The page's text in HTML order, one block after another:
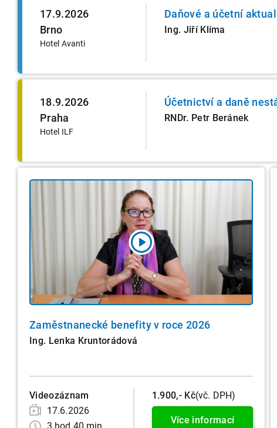
17.9.2026
Brno
Hotel Avanti
Daňové a účetní
Ing. Jiří Klíma
18.9.2026
Praha
Hotel ILF
Účetnictví a daně
RNDr. Petr Beránek
Zaměstnanecké benefity v roce 2026
Ing. Lenka Kruntorádová
Videozáznam
17.6.2026
1.900,- Kč(vč. DPH)
Více informací